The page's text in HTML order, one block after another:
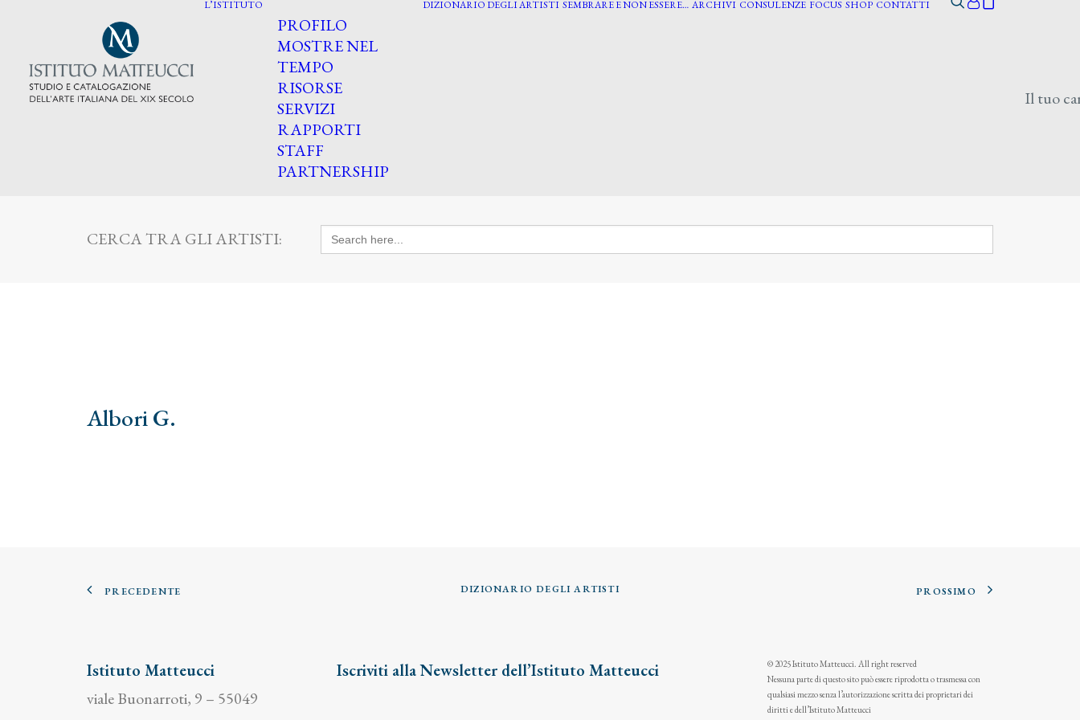
L’ISTITUTO
PROFILO
MOSTRE NEL
TEMPO
RISORSE
SERVIZI
RAPPORTI
STAFF
PARTNERSHIP
DIZIONARIO DEGLI ARTISTI SEMBRARE E NON ESSERE… ARCHIVI CONSULENZE FOCUS SHOP CONTATTI
Il tuo
CERCA TRA GLI ARTISTI: Search
for:
Albori G.
PRECEDENTE DIZIONARIO DEGLI ARTISTI PROSSIMO
Istituto Matteucci
viale Buonarroti, 9 – 55049
Iscriviti alla Newsletter dell’Istituto Matteucci
© 2025 Istituto Matteucci. All right reserved
Nessuna parte di questo sito può essere riprodotta o trasmessa con
qualsiasi mezzo senza l’autorizzazione scritta dei proprietari dei
diritti e dell’Istituto Matteucci